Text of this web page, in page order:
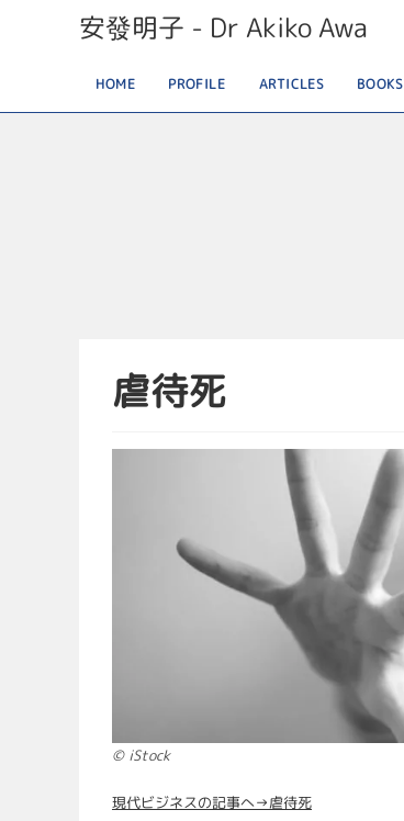
安發明子 - Dr Akiko Awa
HOME PROFILE ARTICLES BOOKS
虐待死
© iStock
現代ビジネスの記事へ→虐待死